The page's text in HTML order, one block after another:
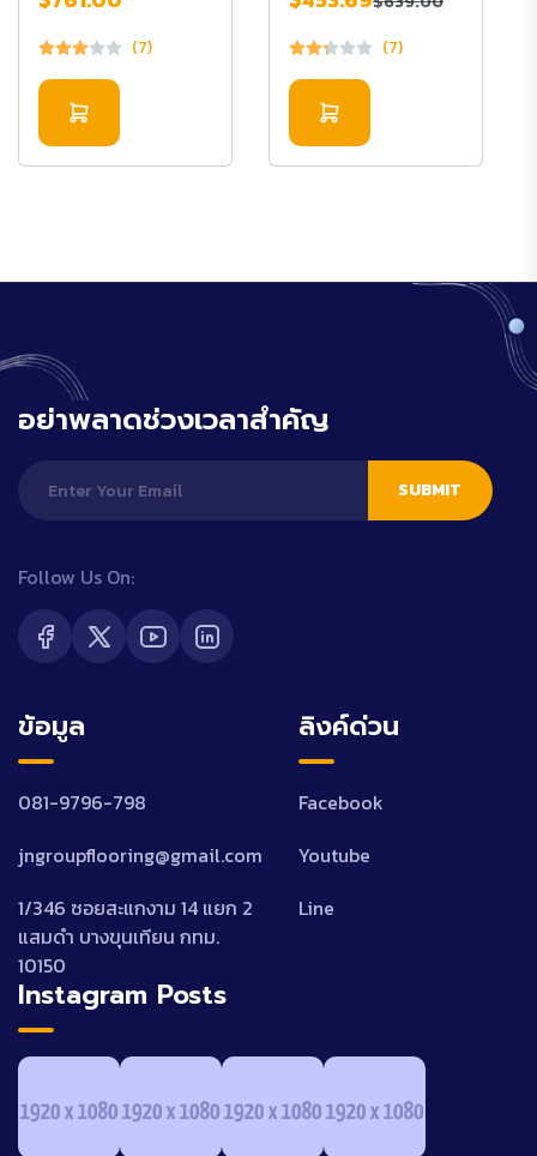
(7)
(7)
อย่าพลาดช่วงเวลาสำคัญ
SUBMIT
Follow Us On:
ข้อมูล
081-9796-798
jngroupflooring@gmail.com
1/346 ซอยสะแกงาม 14 แยก 2
แสมดำ บางขุนเทียน กทม.
10150
ลิงค์ด่วน
Facebook
Youtube
Line
Instagram Posts